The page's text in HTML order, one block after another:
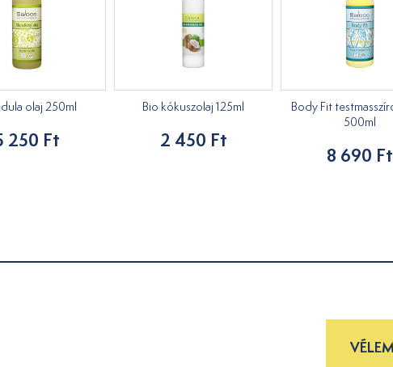
olaj 250ml
250 Ft
Bio kókuszolaj 125ml
2 450 Ft
Body Fit
500ml
8 690 Ft